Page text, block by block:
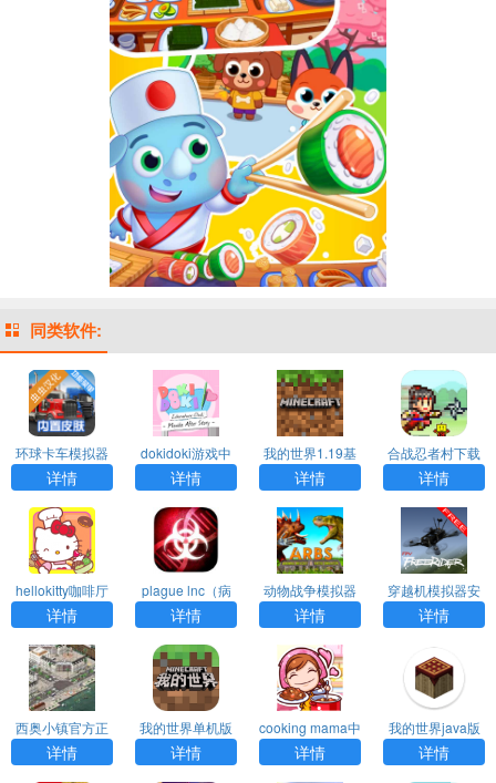
同类软件:
环球卡车模拟器
无限金币版汉化
版下载
详情
dokidoki游戏中
文完整版
详情
我的世界1.19基
岩版下载手机版
安装
详情
合战忍者村下载
安装最新版
详情
hellokitty咖啡厅
下载官方版
详情
plague lnc（病
毒模拟器）正版
游戏中文
详情
动物战争模拟器
国际服内置菜单
最新版
详情
穿越机模拟器安
卓中文版
详情
西奥小镇官方正
版中文版下载
详情
我的世界单机版
无需网络下载
详情
cooking mama中
文版下载
详情
我的世界java版
下载手机版中文
版无登录
详情